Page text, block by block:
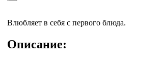
Влюбляет в себя с первого блюда.
Описание: